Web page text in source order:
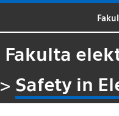
Fakulta
> Safety in